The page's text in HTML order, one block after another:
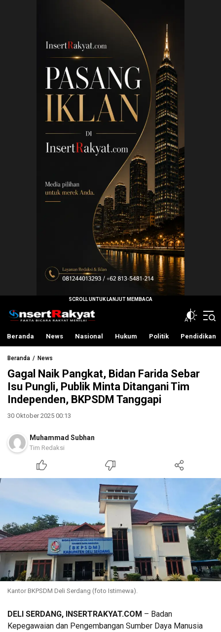
InsertRakyat.com
Fakta Bicara Rakyat Menilai
Beranda News Nasional Hukum Politik Pendidikan
Beranda News
Gagal Naik Pangkat, Bidan Farida Sebar
Isu Pungli, Publik Minta Ditangani Tim
Independen, BKPSDM Tanggapi
30 Oktober 2025 00:13
Muhammad Subhan
Tim Redaksi
Kantor BKPSDM Deli Serdang (foto Istimewa).
DELI SERDANG, INSERTRAKYAT.COM – Badan
Kepegawaian dan Pengembangan Sumber Daya Manusia